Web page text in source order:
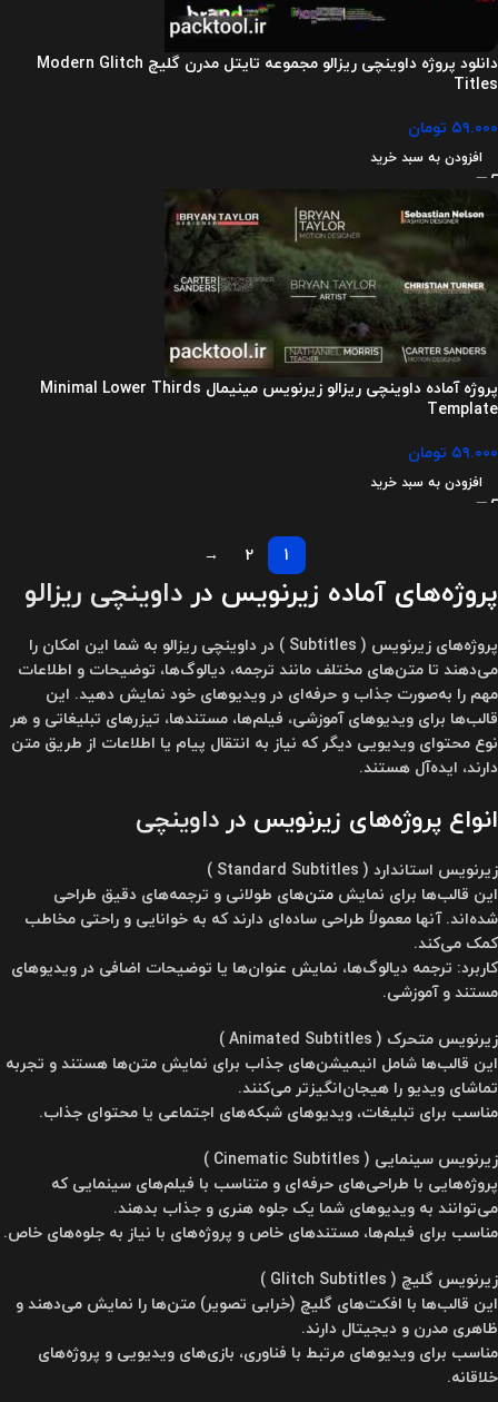
دانلود پروژه داوینچی ریزالو مجموعه تایتل مدرن گلیچ Modern Glitch
Titles
۵۹.۰۰۰ تومان
افزودن به سبد خرید
پروژه آماده داوینچی ریزالو زیرنویس مینیمال Minimal Lower Thirds
Template
۵۹.۰۰۰ تومان
افزودن به سبد خرید
1
2
→
پروژه‌های آماده زیرنویس درداوینچی ریزالو
پروژه‌های زیرنویس ( Subtitles ) در داوینچی ریزالو به شما این امکان را
می‌دهند تا متن‌های مختلف مانند ترجمه، دیالوگ‌ها، توضیحات و اطلاعات
مهم را به‌صورت جذاب و حرفه‌ای در ویدیوهای خود نمایش دهید. این
قالب‌ها برای ویدیوهای آموزشی، فیلم‌ها، مستندها، تیزرهای تبلیغاتی و هر
نوع محتوای ویدیویی دیگر که نیاز به انتقال پیام یا اطلاعات از طریق متن
دارند، ایده‌آل هستند.
انواع پروژه‌های زیرنویس درداوینچی
زیرنویس استاندارد ( Standard Subtitles )
این قالب‌ها برای نمایش متن‌های طولانی و ترجمه‌های دقیق طراحی
شده‌اند. آنها معمولاً طراحی ساده‌ای دارند که به خوانایی و راحتی مخاطب
کمک می‌کند.
کاربرد: ترجمه دیالوگ‌ها، نمایش عنوان‌ها یا توضیحات اضافی در ویدیوهای
مستند و آموزشی.
زیرنویس متحرک ( Animated Subtitles )
این قالب‌ها شامل انیمیشن‌های جذاب برای نمایش متن‌ها هستند و تجربه
تماشای ویدیو را هیجان‌انگیزتر می‌کنند.
مناسب برای تبلیغات، ویدیوهای شبکه‌های اجتماعی یا محتوای جذاب.
زیرنویس سینمایی ( Cinematic Subtitles )
پروژه‌هایی با طراحی‌های حرفه‌ای و متناسب با فیلم‌های سینمایی که
می‌توانند به ویدیوهای شما یک جلوه هنری و جذاب بدهند.
مناسب برای فیلم‌ها، مستندهای خاص و پروژه‌های با نیاز به جلوه‌های خاص.
زیرنویس گلیچ ( Glitch Subtitles )
این قالب‌ها با افکت‌های گلیچ (خرابی تصویر) متن‌ها را نمایش می‌دهند و
ظاهری مدرن و دیجیتال دارند.
مناسب برای ویدیوهای مرتبط با فناوری، بازی‌های ویدیویی و پروژه‌های
خلاقانه.